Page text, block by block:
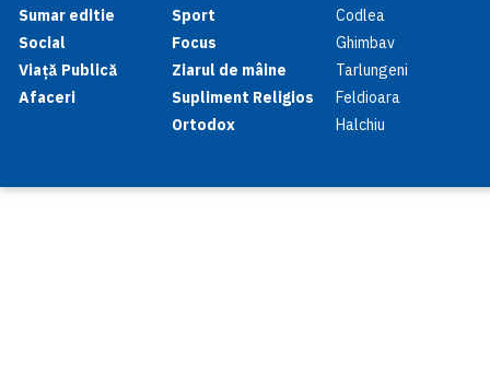
Sumar editie
Social
Viață Publică
Afaceri
Sport
Focus
Ziarul de mâine
Supliment Religios
Ortodox
Codlea
Ghimbav
Tarlungeni
Feldioara
Halchiu